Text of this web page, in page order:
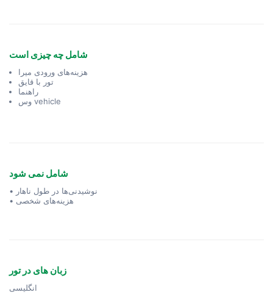
شامل چه چیزی است
هزینه‌های ورودی میرا
تور با قایق
راهنما
وس vehicle
شامل نمی شود
• نوشیدنی‌ها در طول ناهار
• هزینه‌های شخصی
زبان های در تور
انگلیسی